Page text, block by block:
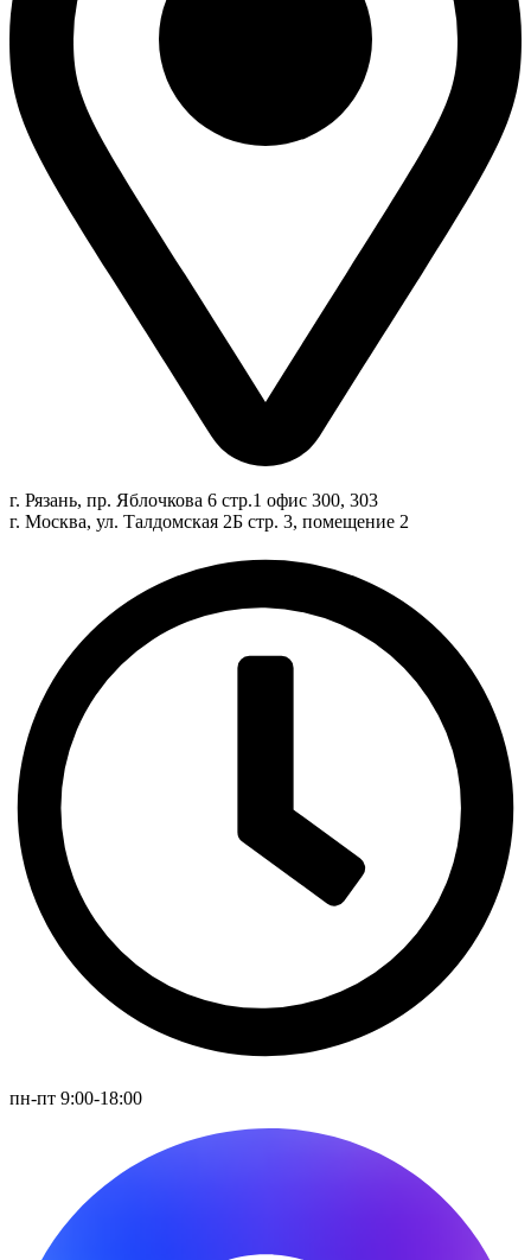
г. Рязань, пр. Яблочкова 6 стр.1 офис 300, 303
г. Москва, ул. Талдомская 2Б стр. 3, помещение 2
пн-пт 9:00-18:00